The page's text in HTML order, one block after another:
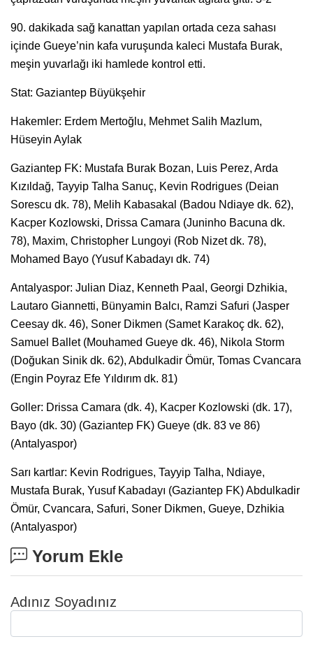
90. dakikada sağ kanattan yapılan ortada ceza sahası
içinde Gueye’nin kafa vuruşunda kaleci Mustafa Burak,
meşin yuvarlağı iki hamlede kontrol etti.
Stat: Gaziantep Büyükşehir
Hakemler: Erdem Mertoğlu, Mehmet Salih Mazlum,
Hüseyin Aylak
Gaziantep FK: Mustafa Burak Bozan, Luis Perez, Arda
Kızıldağ, Tayyip Talha Sanuç, Kevin Rodrigues (Deian
Sorescu dk. 78), Melih Kabasakal (Badou Ndiaye dk. 62),
Kacper Kozlowski, Drissa Camara (Juninho Bacuna dk.
78), Maxim, Christopher Lungoyi (Rob Nizet dk. 78),
Mohamed Bayo (Yusuf Kabadayı dk. 74)
Antalyaspor: Julian Diaz, Kenneth Paal, Georgi Dzhikia,
Lautaro Giannetti, Bünyamin Balcı, Ramzi Safuri (Jasper
Ceesay dk. 46), Soner Dikmen (Samet Karakoç dk. 62),
Samuel Ballet (Mouhamed Gueye dk. 46), Nikola Storm
(Doğukan Sinik dk. 62), Abdulkadir Ömür, Tomas Cvancara
(Engin Poyraz Efe Yıldırım dk. 81)
Goller: Drissa Camara (dk. 4), Kacper Kozlowski (dk. 17),
Bayo (dk. 30) (Gaziantep FK) Gueye (dk. 83 ve 86)
(Antalyaspor)
Sarı kartlar: Kevin Rodrigues, Tayyip Talha, Ndiaye,
Mustafa Burak, Yusuf Kabadayı (Gaziantep FK) Abdulkadir
Ömür, Cvancara, Safuri, Soner Dikmen, Gueye, Dzhikia
(Antalyaspor)
Yorum Ekle
Adınız Soyadınız